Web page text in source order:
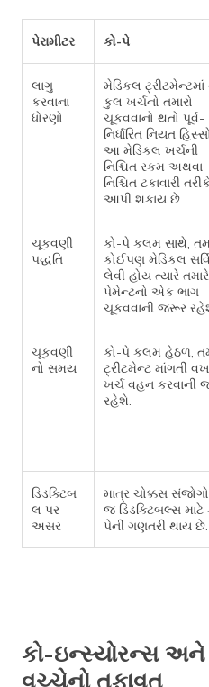
પેરામીટર કો-પે
લાગુ
કરવાના
ધોરણો
મેડિકલ ટ્રીટમેન્ટમાં
કુલ ખર્ચનો તમારો
ચૂકવવાનો થતો પૂર્વ-
નિર્ધારિત નિયત
આ મેડિકલ ખર્ચની
નિશ્ચિત રકમ અથવા
નિશ્ચિત ટકાવારી
આપી શકાય છે.
ચૂકવણી
પદ્ધતિ
કો-પે કલમ સાથે,
કોઈપણ મેડિકલ
લેવી હોય ત્યારે તમારે
પેમેન્ટનો એક ભાગ
ચૂકવવાની જરૂર
ચૂકવણી
નો સમય
કો-પે કલમ હેઠળ,
ટ્રીટમેન્ટ માંગતી
ખર્ચ વહન કરવાની
રહેશે.
ડિડક્ટિબ
લ પર
અસર
માત્ર ચોક્કસ
જ ડિડક્ટિબલ્સ માટે
પેની ગણતરી થાય છે.
કો-ઇન્સ્યોરન્સ અને
વચ્ચેનો તફાવત